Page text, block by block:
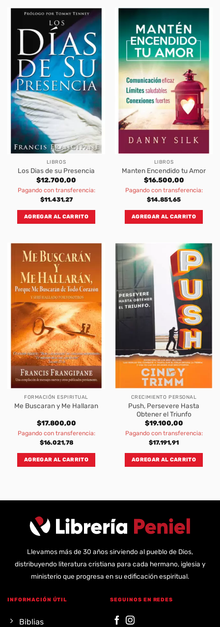
LIBROS
Los Dias de su Presencia
$12.700,00
Pagando con transferencia:
$11.431,27
AGREGAR AL CARRITO
LIBROS
Manten Encendido tu Amor
$16.500,00
Pagando con transferencia:
$14.851,65
AGREGAR AL CARRITO
FORMACIÓN ESPIRITUAL
Me Buscaran y Me Hallaran
$17.800,00
Pagando con transferencia:
$16.021,78
AGREGAR AL CARRITO
CRECIMIENTO PERSONAL
Push, Persevere Hasta
Obtener el Triunfo
$19.100,00
Pagando con transferencia:
$17.191,91
AGREGAR AL CARRITO
Llevamos más de 30 años sirviendo al pueblo de Dios,
distribuyendo literatura cristiana para cada hermano, iglesia y
ministerio que progresa en su edificación espiritual.
INFORMACIÓN ÚTIL
Biblias
SEGUINOS EN REDES